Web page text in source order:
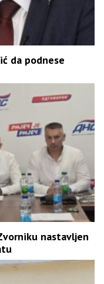
da podnese
nastavljen